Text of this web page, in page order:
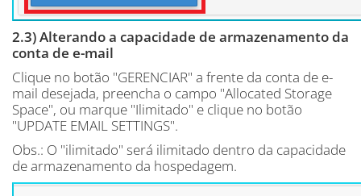
2.3) Alterando a capacidade de armazenamento da
conta de e-mail
Clique no botão "GERENCIAR" a frente da conta de e-
mail desejada, preencha o campo "Allocated Storage
Space", ou marque "Ilimitado" e clique no botão
"UPDATE EMAIL SETTINGS".
Obs.: O "ilimitado" será ilimitado dentro da capacidade
de armazenamento da hospedagem.